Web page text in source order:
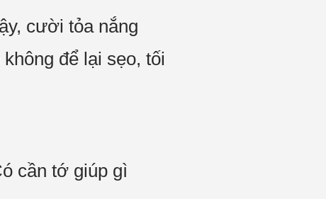
cười tỏa nắng
để lại sẹo, tối
cần tớ giúp gì